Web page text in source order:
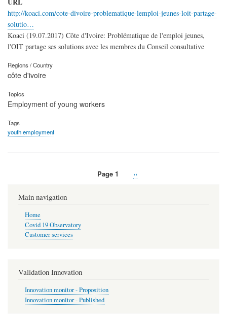
http://koaci.com/cote-divoire-problematique-lemploi-jeunes-loit-partage-
solutio…
Koaci (19.07.2017) Côte d'Ivoire: Problématique de l'emploi jeunes,
l'OIT partage ses solutions avec les membres du Conseil consultative
Regions / Country
côte d'ivoire
Topics
Employment of young workers
Tags
youth employment
Page 1
Next
››
Main navigation
Home
Covid 19 Observatory
Customer services
Validation Innovation
Innovation monitor - Proposition
Innovation monitor - Published